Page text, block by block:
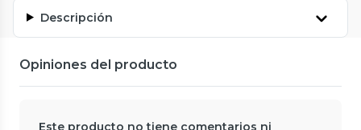
Descripción
Opiniones del producto
Este producto no tiene comentarios ni